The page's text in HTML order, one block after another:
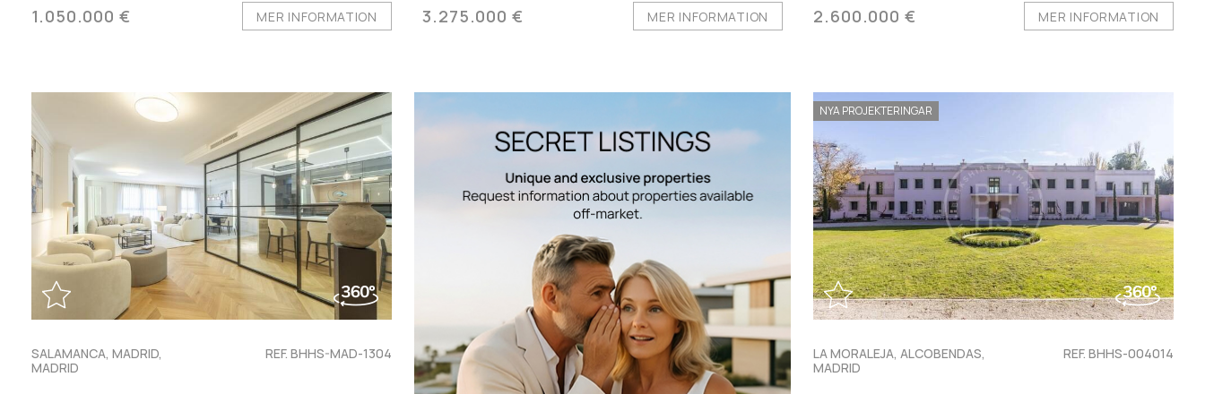
1.050.000 € MER INFORMATION 3.275.000 € MER INFORMATION 2.600.000 € MER INFORMATION
SALAMANCA, MADRID,
MADRID
REF. BHHS-MAD-1304
NYA PROJEKTERINGAR
LA MORALEJA, ALCOBENDAS,
MADRID
REF. BHHS-004014